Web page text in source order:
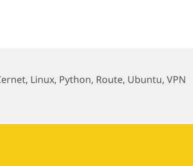
, Linux, Python, Route, Ubuntu,VPN